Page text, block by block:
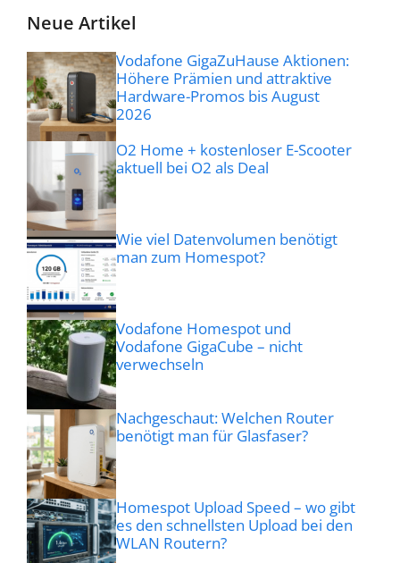
Neue Artikel
Vodafone GigaZuHause Aktionen:
Höhere Prämien und attraktive
Hardware-Promos bis August
2026
O2 Home + kostenloser E-Scooter
aktuell bei O2 als Deal
Wie viel Datenvolumen benötigt
man zum Homespot?
Vodafone Homespot und
Vodafone GigaCube – nicht
verwechseln
Nachgeschaut: Welchen Router
benötigt man für Glasfaser?
Homespot Upload Speed – wo gibt
es den schnellsten Upload bei den
WLAN Routern?